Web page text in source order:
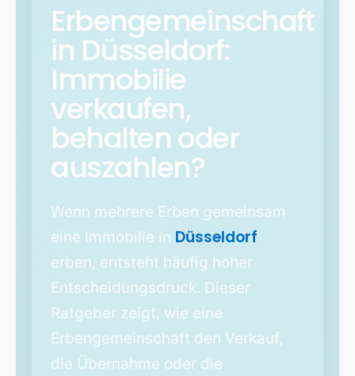
Erbengemeinschaft
in Düsseldorf:
Immobilie
verkaufen,
behalten oder
auszahlen?
Wenn mehrere Erben gemeinsam
eine Immobilie in Düsseldorf
erben, entsteht häufig hoher
Entscheidungsdruck. Dieser
Ratgeber zeigt, wie eine
Erbengemeinschaft den Verkauf,
die Übernahme oder die